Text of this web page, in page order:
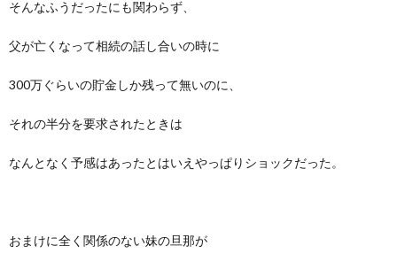
そんなふうだったにも関わらず、
父が亡くなって相続の話し合いの時に
300万ぐらいの貯金しか残って無いのに、
それの半分を要求されたときは
なんとなく予感はあったとはいえやっぱりショックだった。
おまけに全く関係のない妹の旦那が